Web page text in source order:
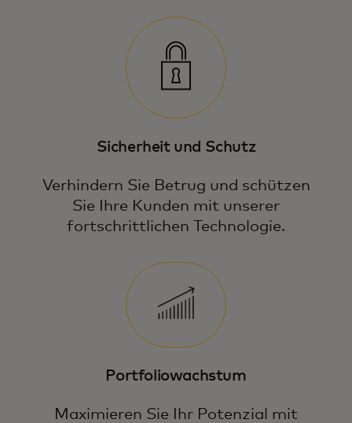
Sicherheit und Schutz
Verhindern Sie Betrug und schützen
Sie Ihre Kunden mit unserer
fortschrittlichen Technologie.
Portfoliowachstum
Maximieren Sie Ihr Potenzial mit